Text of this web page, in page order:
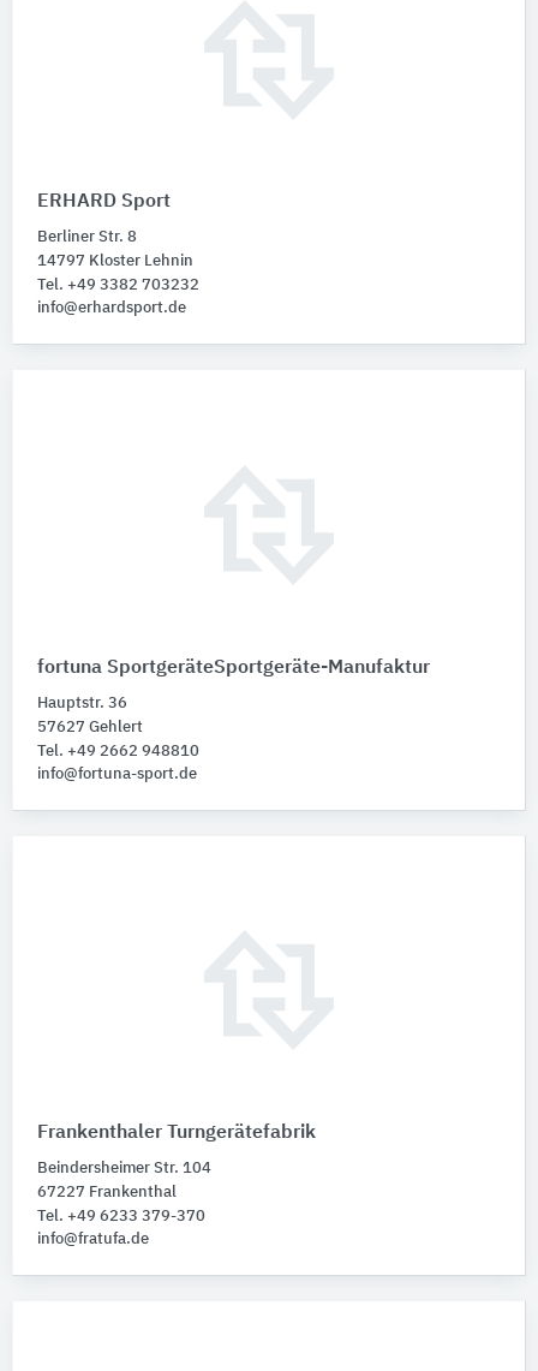
ERHARD Sport
Berliner Str. 8
14797 Kloster Lehnin
Tel. +49 3382 703232
info@erhardsport.de
fortuna SportgeräteSportgeräte-Manufaktur
Hauptstr. 36
57627 Gehlert
Tel. +49 2662 948810
info@fortuna-sport.de
Frankenthaler Turngerätefabrik
Beindersheimer Str. 104
67227 Frankenthal
Tel. +49 6233 379-370
info@fratufa.de